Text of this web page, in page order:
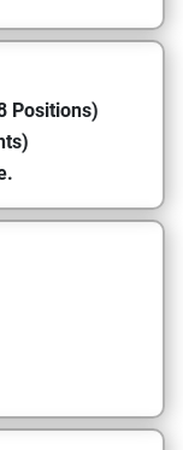
Positions)